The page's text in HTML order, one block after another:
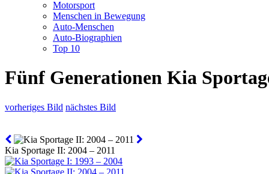
Motorsport
Menschen in Bewegung
Auto-Menschen
Auto-Biographien
Top 10
Fünf Generationen Kia
vorheriges Bild nächstes Bild
Kia Sportage II: 2004 – 2011